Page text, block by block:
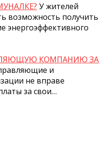
У жителей
возможность получить
энергоэффективного
КОМПАНИЮ ЗА
и
не вправе
за свои…